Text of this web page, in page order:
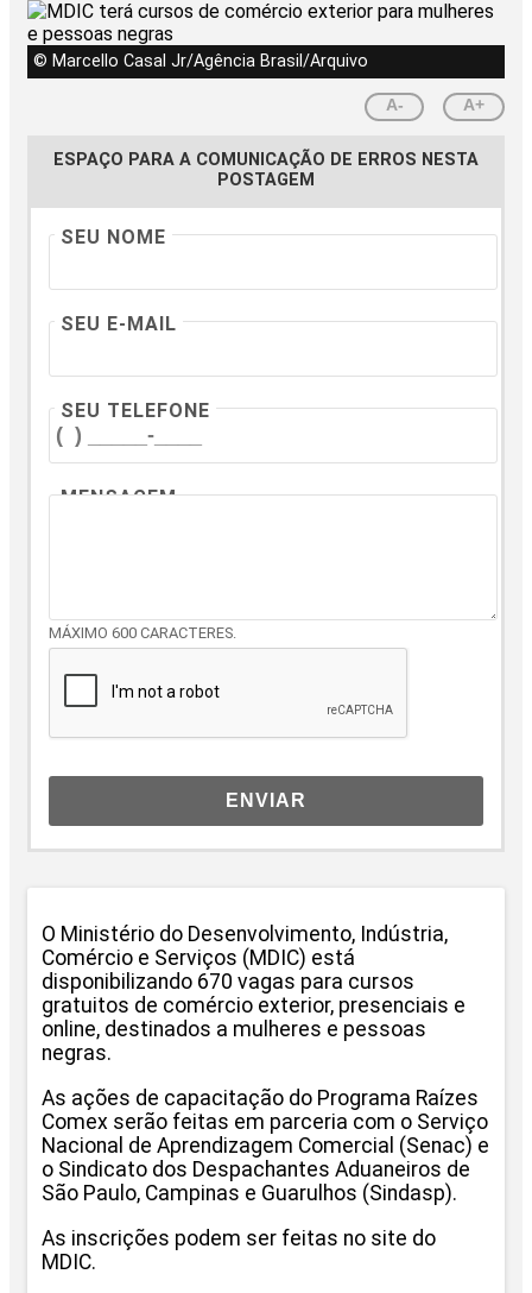
© Marcello Casal Jr/Agência Brasil/Arquivo
A- A+
ESPAÇO PARA A COMUNICAÇÃO DE ERROS NESTA
POSTAGEM
SEU NOME
SEU E-MAIL
SEU TELEFONE
MENSAGEM
MÁXIMO 600 CARACTERES.
ENVIAR
O Ministério do Desenvolvimento, Indústria,
Comércio e Serviços (MDIC) está
disponibilizando 670 vagas para cursos
gratuitos de comércio exterior, presenciais e
online, destinados a mulheres e pessoas
negras.
As ações de capacitação do Programa Raízes
Comex serão feitas em parceria com o Serviço
Nacional de Aprendizagem Comercial (Senac) e
o Sindicato dos Despachantes Aduaneiros de
São Paulo, Campinas e Guarulhos (Sindasp).
As inscrições podem ser feitas no site do
MDIC.